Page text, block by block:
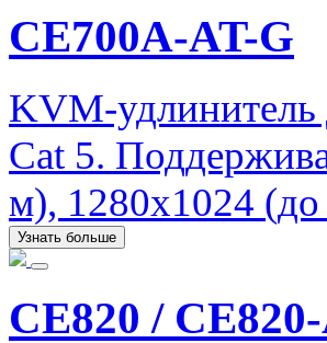
CE700A-AT-G
KVM-удлинитель
Cat 5.
м), 1280x1024
Узнать больше
CE820 /